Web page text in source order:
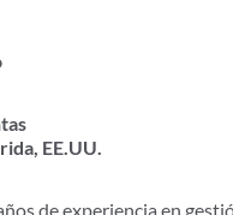
EE.UU.
de experiencia en